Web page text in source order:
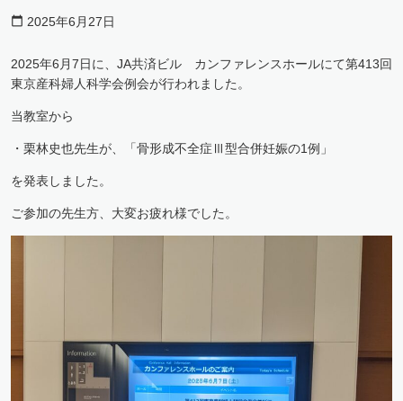
calendar_today 2025年6月27日
2025年6月7日に、JA共済ビル カンファレンスホールにて第413回
東京産科婦人科学会例会が行われました。
当教室から
・栗林史也先生が、「骨形成不全症Ⅲ型合併妊娠の1例」
を発表しました。
ご参加の先生方、大変お疲れ様でした。